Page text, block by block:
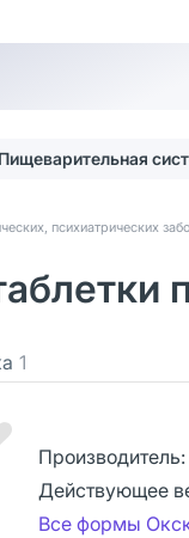
Пищеварительная
психиатрических
1
Производитель:
Действующее
Все формы